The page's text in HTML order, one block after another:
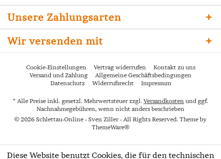
Unsere Zahlungsarten
Wir versenden mit
Cookie-Einstellungen Vertrag widerrufen
Kontakt zu uns
Versand und Zahlung
Allgemeine Geschäftsbedingungen
Datenschutz
Widerrufsrecht Impressum
* Alle Preise inkl. gesetzl. Mehrwertsteuer zzgl. Versandkosten und ggf.
Nachnahmegebühren, wenn nicht anders beschrieben
© 2026 Schlettau-Online - Sven Ziller - All Rights Reserved. Theme by
ThemeWare®
Diese Website benutzt Cookies, die für den technischen